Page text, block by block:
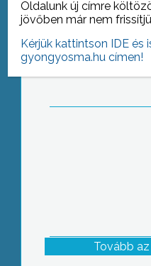
Az év végi
szükségessé a
Tovább
Oldalunk új címre
jövőben már nem
Kérjük kattintson IDE és
gyongyosma.hu címen!